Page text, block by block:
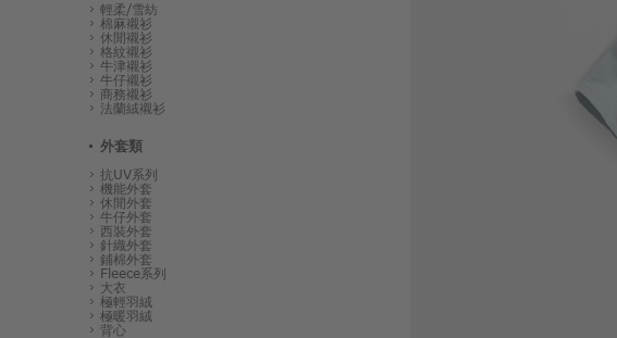
輕柔/雪紡
棉麻襯衫
休閒襯衫
格紋襯衫
牛津襯衫
牛仔襯衫
商務襯衫
法蘭絨襯衫
外套類
抗UV系列
機能外套
休閒外套
牛仔外套
西裝外套
針織外套
鋪棉外套
Fleece系列
大衣
極輕羽絨
極暖羽絨
背心